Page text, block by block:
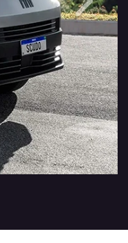
Próximo